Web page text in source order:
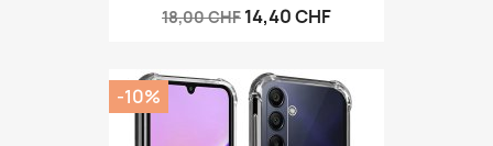
18,00 CHF 14,40 CHF
-10%